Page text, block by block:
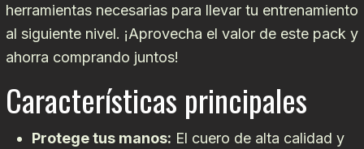
herramientas necesarias para llevar tu entrenamiento
al siguiente nivel. ¡Aprovecha el valor de este pack y
ahorra comprando juntos!
Características principales
Protege tus manos: El cuero de alta calidad y